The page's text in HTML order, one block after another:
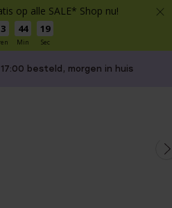
op alle SALE* Shop nu!
44
Min
18
Sec
besteld, morgen in huis